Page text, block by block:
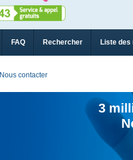
FAQ Rechercher Liste des
Nous contacter
3